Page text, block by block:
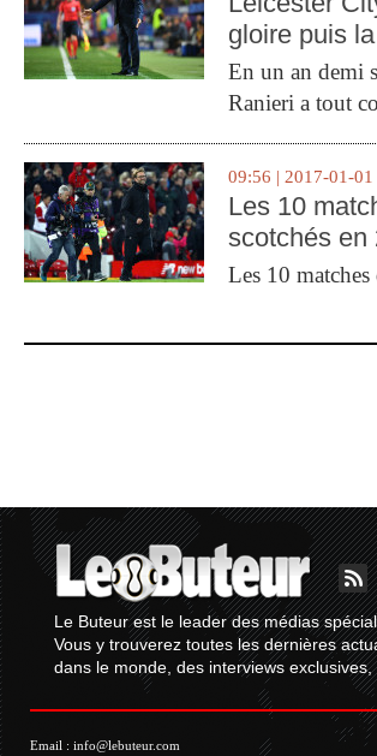
gloire puis
En un an demi
Ranieri a tout
09:56 | 2017-01-01
Les 10
scotchés en
Les 10
Le Buteur est le leader des médias
Vous y trouverez toutes les dernières
dans le monde, des interviews
Email : info@lebuteur.com